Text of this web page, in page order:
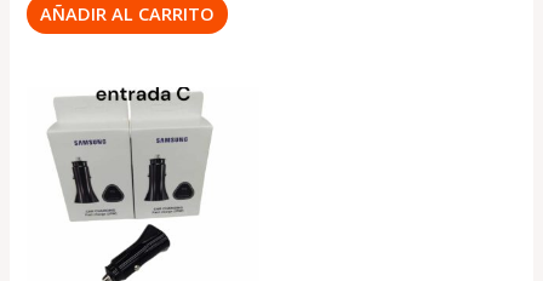
AÑADIR AL CARRITO